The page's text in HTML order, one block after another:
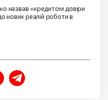
назвав «кредитом довіри
нових реалій роботи в